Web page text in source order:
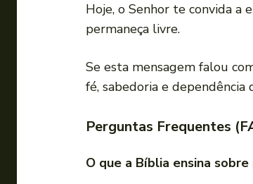
Hoje, o Senhor te convida a
permaneça livre.
Se esta mensagem falou
fé, sabedoria e dependência
Perguntas Frequentes
O que a Bíblia ensina